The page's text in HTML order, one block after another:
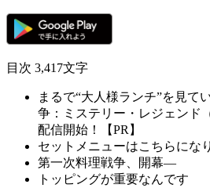
目次 3,417文字
まるで“大人様ランチ”を見て
争：ミステリー・レジェンド（
配信開始！【PR】
セットメニューはこちらにな
第一次料理戦争、開幕―
トッピングが重要なんです